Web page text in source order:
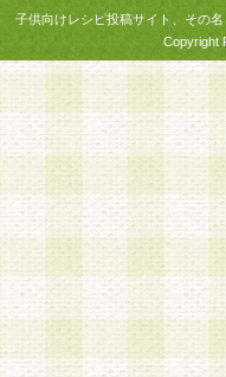
子供向けレシピ投稿サイト、その
Copyright